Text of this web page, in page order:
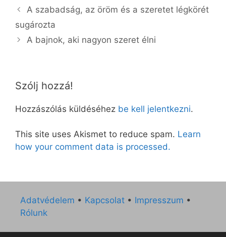
A szabadság, az öröm és a szeretet légkörét
sugározta
A bajnok, aki nagyon szeret élni
Szólj hozzá!
Hozzászólás küldéséhez be kell jelentkezni.
This site uses Akismet to reduce spam. Learn
how your comment data is processed.
Adatvédelem • Kapcsolat • Impresszum •
Rólunk